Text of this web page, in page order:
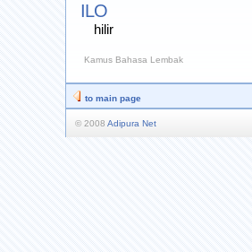
ILO
hilir
Kamus Bahasa Lembak
to main page
© 2008 Adipura Net